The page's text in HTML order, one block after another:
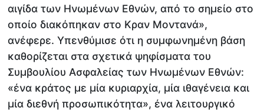
αιγίδα των Ηνωμένων Εθνών, από το σημείο στο
οποίο διακόπηκαν στο Κραν Μοντανά»,
ανέφερε. Υπενθύμισε ότι η συμφωνημένη βάση
καθορίζεται στα σχετικά ψηφίσματα του
Συμβουλίου Ασφαλείας των Ηνωμένων Εθνών:
«ένα κράτος με μία κυριαρχία, μία ιθαγένεια και
μία διεθνή προσωπικότητα», ένα λειτουργικό